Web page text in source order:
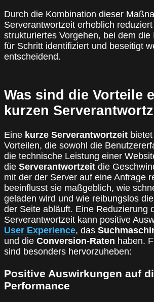
Durch die Kombination dieser
Serverantwortzeit erheblich
strukturiertes Vorgehen, bei dem die
für Schritt identifiziert und beseitigt
entscheidend.
Was sind die Vorteile
kurzen
Eine kurze Serverantwortzeit
Vorteilen, die sowohl die
die technische Leistung einer
die Serverantwortzeit die
mit der der Server auf eine Anfrage
beeinflusst sie maßgeblich, wie
geladen wird und wie reibungslos die
der Seite abläuft. Eine Reduzierung
Serverantwortzeit kann positive
User Experience, das
und die Conversion-Raten haben.
sind besonders hervorzuheben:
Positive Auswirkungen auf
Performance